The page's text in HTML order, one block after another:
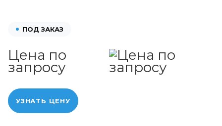
ПОД ЗАКАЗ
Цена по
запросу
УЗНАТЬ ЦЕНУ